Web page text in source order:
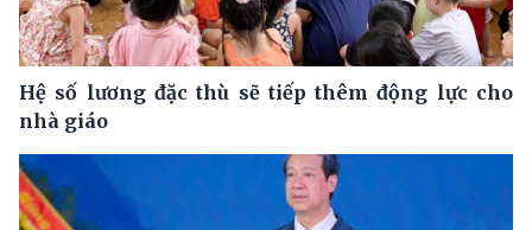
Hệ số lương đặc thù sẽ tiếp thêm động lực cho
nhà giáo